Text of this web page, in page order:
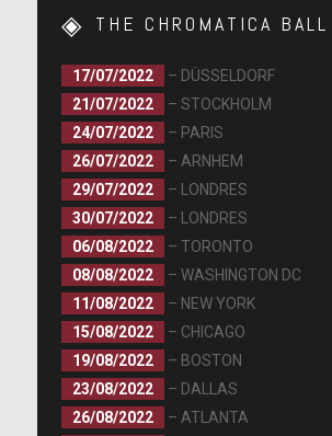
THE CHROMATICA BALL
17/07/2022
– DÜSSELDORF
21/07/2022
– STOCKHOLM
24/07/2022
– PARIS
26/07/2022
– ARNHEM
29/07/2022
– LONDRES
30/07/2022
– LONDRES
06/08/2022
– TORONTO
08/08/2022
– WASHINGTON DC
11/08/2022
– NEW YORK
15/08/2022
– CHICAGO
19/08/2022
– BOSTON
23/08/2022
– DALLAS
26/08/2022
– ATLANTA